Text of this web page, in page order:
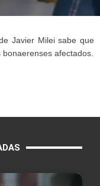
Javier Milei sabe que
afectados.